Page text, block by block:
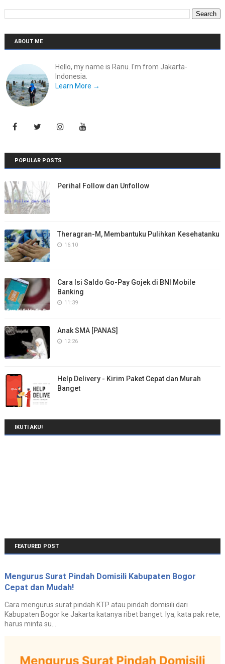
ABOUT ME
Hello, my name is Ranu. I'm from Jakarta-
Indonesia.
Learn More →
POPULAR POSTS
Perihal Follow dan Unfollow
Theragran-M, Membantuku Pulihkan Kesehatanku
16:10
Cara Isi Saldo Go-Pay Gojek di BNI Mobile
Banking
11:39
Anak SMA [PANAS]
12:26
Help Delivery - Kirim Paket Cepat dan Murah
Banget
IKUTI AKU!
FEATURED POST
Mengurus Surat Pindah Domisili Kabupaten Bogor
Cepat dan Mudah!
Cara mengurus surat pindah KTP atau pindah domisili dari
Kabupaten Bogor ke Jakarta katanya ribet banget. Iya, kata pak rete,
harus minta su...